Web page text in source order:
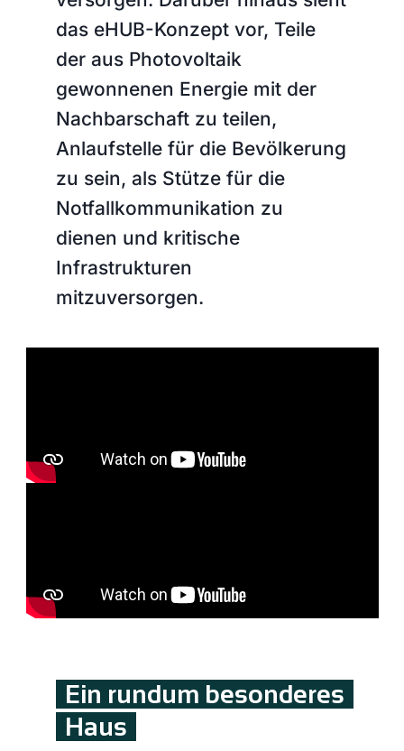
das eHUB-Konzept vor, Teile
der aus Photovoltaik
gewonnenen Energie mit der
Nachbarschaft zu teilen,
Anlaufstelle für die Bevölkerung
zu sein, als Stütze für die
Notfallkommunikation zu
dienen und kritische
Infrastrukturen
mitzuversorgen.
Ein rundum besonderes
Haus